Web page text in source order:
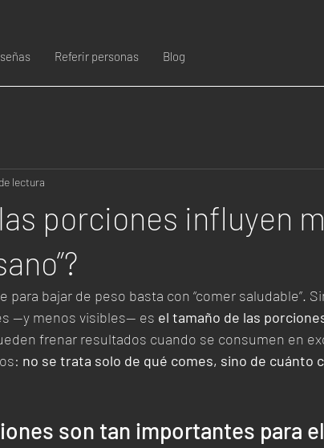
Referir personas Blog
porciones influyen
lectura
para bajar de peso basta con “comer saludable”.
—y menos visibles— es el tamaño de las
frenar resultados cuando se consumen en
no se trata solo de qué comes, sino de cuánto
son tan importantes para el